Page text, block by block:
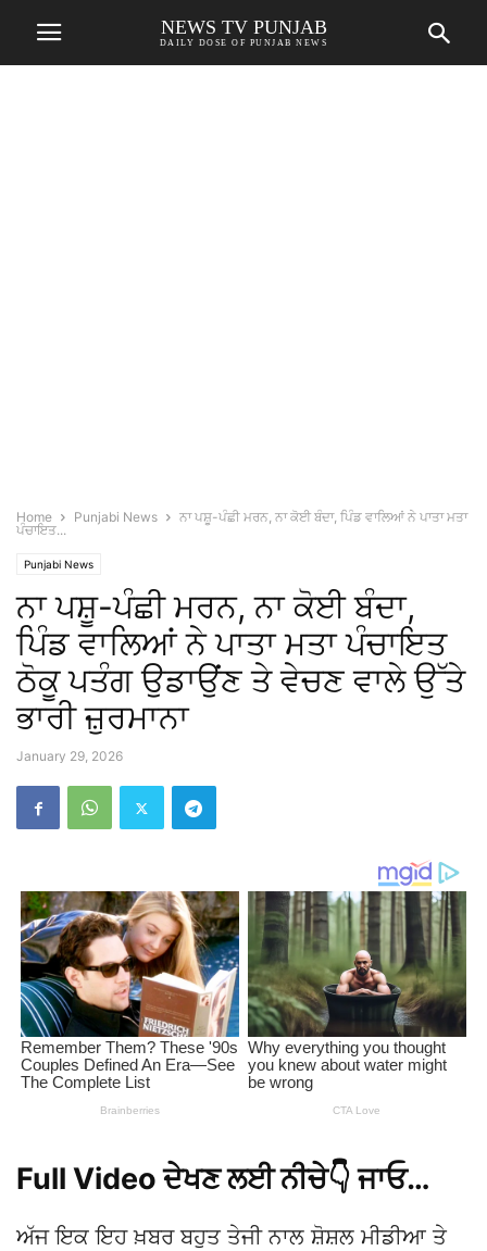
NEWS TV PUNJAB
DAILY DOSE OF PUNJAB NEWS
Home Punjabi News
ਨਾ ਪਸ਼ੂ-ਪੰਛੀ ਮਰਨ, ਨਾ ਕੋਈ ਬੰਦਾ, ਪਿੰਡ ਵਾਲਿਆਂ ਨੇ ਪਾਤਾ ਮਤਾ
ਪੰਚਾਇਤ...
Punjabi News
ਨਾ ਪਸ਼ੂ-ਪੰਛੀ ਮਰਨ, ਨਾ ਕੋਈ ਬੰਦਾ,
ਪਿੰਡ ਵਾਲਿਆਂ ਨੇ ਪਾਤਾ ਮਤਾ ਪੰਚਾਇਤ
ਠੋਕੂ ਪਤੰਗ ਉਡਾਉਂਣ ਤੇ ਵੇਚਣ ਵਾਲੇ ਉੱਤੇ
ਭਾਰੀ ਜ਼ੁਰਮਾਨਾ
January 29, 2026
Full Video ਦੇਖਣ ਲਈ ਨੀਚੇ👇 ਜਾਓ…
ਅੱਜ ਇਕ ਇਹ ਖ਼ਬਰ ਬਹੁਤ ਤੇਜੀ ਨਾਲ ਸ਼ੋਸ਼ਲ ਮੀਡੀਆ ਤੇ